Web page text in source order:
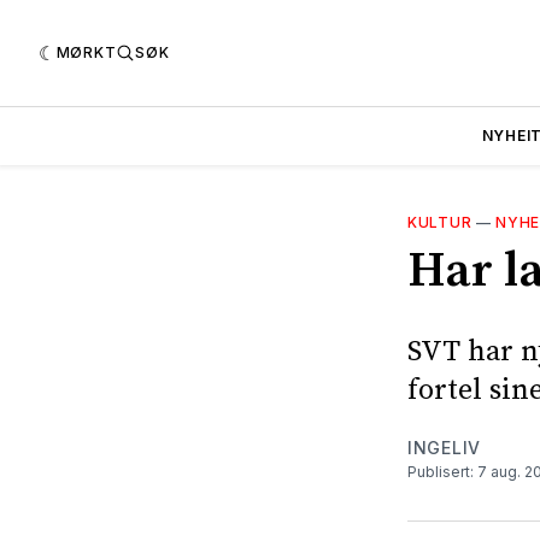
MØRKT SØK
KULTUR —
Har
SVT har
fortel
INGELIV
Publisert: 7 aug.